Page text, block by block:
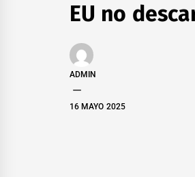
EU no
ADMIN
16 MAYO 2025